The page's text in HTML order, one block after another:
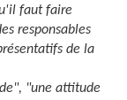
faut faire
responsables
de la
"une attitude